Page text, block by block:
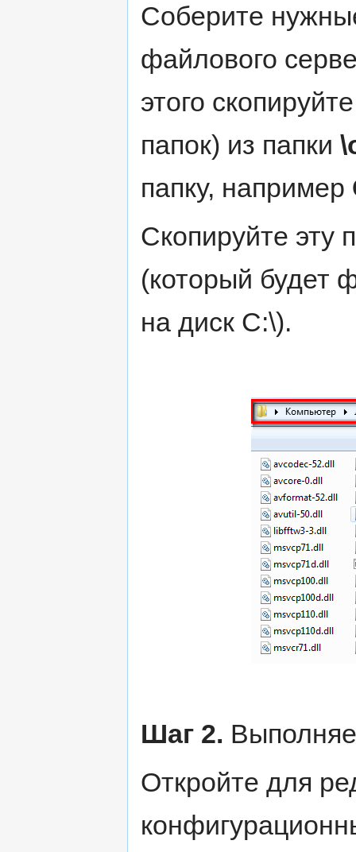
Соберите
файлового
этого
папок) из папки
папку, например
Скопируйте эту
(который будет
на диск C:\).
Шаг 2.
Откройте для